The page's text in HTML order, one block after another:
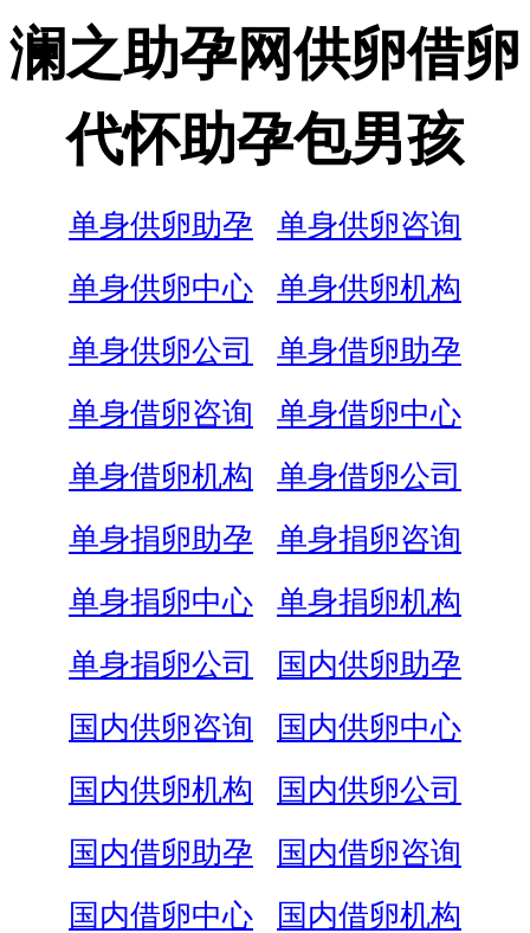
澜之助孕网供卵借卵
代怀助孕包男孩
单身供卵助孕
单身供卵咨询
单身供卵中心
单身供卵机构
单身供卵公司
单身借卵助孕
单身借卵咨询
单身借卵中心
单身借卵机构
单身借卵公司
单身捐卵助孕
单身捐卵咨询
单身捐卵中心
单身捐卵机构
单身捐卵公司
国内供卵助孕
国内供卵咨询
国内供卵中心
国内供卵机构
国内供卵公司
国内借卵助孕
国内借卵咨询
国内借卵中心
国内借卵机构